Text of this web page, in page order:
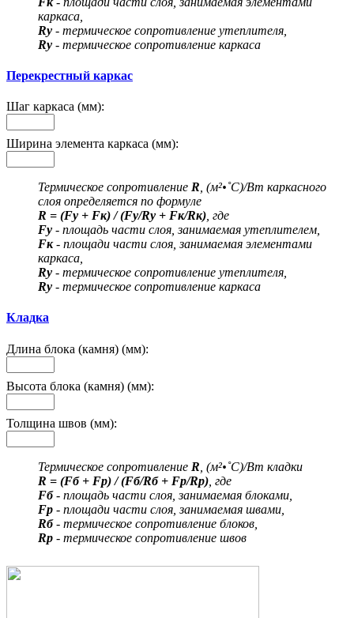
каркаса,
Rу - термическое сопротивление утеплителя,
Rу - термическое сопротивление каркаса
Перекрестный каркас
Шаг каркаса (мм):
Ширина элемента каркаса (мм):
Термическое сопротивление R , (м²•˚С)/Вт каркасного
слоя определяется по формуле
R = (Fу + Fк) / (Fу/Rу + Fк/Rк) , где
Fу - площадь части слоя, занимаемая утеплителем,
Fк- площади части слоя, занимаемая элементами
каркаса,
Rу - термическое сопротивление утеплителя,
Rу - термическое сопротивление каркаса
Кладка
Длина блока (камня) (мм):
Высота блока (камня) (мм):
Толщина швов (мм):
Термическое сопротивление R , (м²•˚С)/Вт кладки
R = (Fб + Fр) / (Fб/Rб + Fр/Rр) , где
Fб- площадь части слоя, занимаемая блоками,
Fр - площади части слоя, занимаемая швами,
Rб- термическое сопротивление блоков,
Rр - термическое сопротивление швов